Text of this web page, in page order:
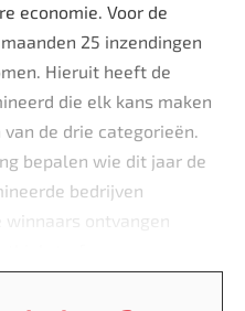
economie. Voor de
25 inzendingen
Hieruit heeft de
die elk kans maken
de drie categorieën.
bepalen wie dit jaar de
bedrijven
winnaars ontvangen